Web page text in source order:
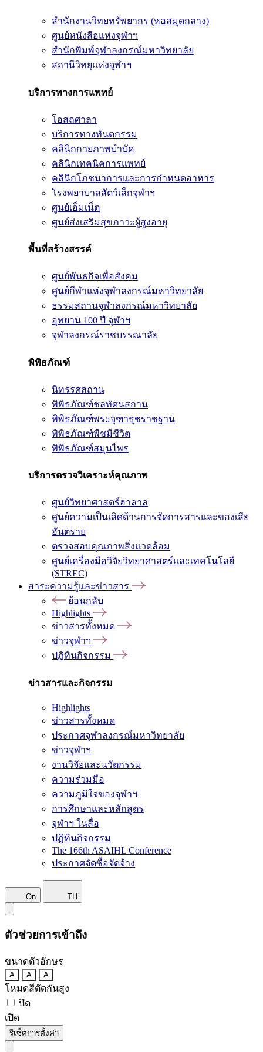
สำนักงานวิทยทรัพยากร (หอสมุดกลาง)
ศูนย์หนังสือแห่งจุฬาฯ
สำนักพิมพ์จุฬาลงกรณ์มหาวิทยาลัย
สถานีวิทยุแห่งจุฬาฯ
บริการทางการแพทย์
โอสถศาลา
บริการทางทันตกรรม
คลินิกกายภาพบำบัด
คลินิกเทคนิคการแพทย์
คลินิกโภชนาการและการกำหนดอาหาร
โรงพยาบาลสัตว์เล็กจุฬาฯ
ศูนย์เอ็มเน็ต
ศูนย์ส่งเสริมสุขภาวะผู้สูงอายุ
พื้นที่สร้างสรรค์
ศูนย์พันธกิจเพื่อสังคม
ศูนย์กีฬาแห่งจุฬาลงกรณ์มหาวิทยาลัย
ธรรมสถานจุฬาลงกรณ์มหาวิทยาลัย
อุทยาน 100 ปี จุฬาฯ
จุฬาลงกรณ์ราชบรรณาลัย
พิพิธภัณฑ์
นิทรรศสถาน
พิพิธภัณฑ์ชลทัศนสถาน
พิพิธภัณฑ์พระจุฑาธุชราชฐาน
พิพิธภัณฑ์พืชมีชีวิต
พิพิธภัณฑ์สมุนไพร
บริการตรวจวิเคราะห์คุณภาพ
ศูนย์วิทยาศาสตร์ฮาลาล
ศูนย์ความเป็นเลิศด้านการจัดการสารและของเสีย
อันตราย
ตรวจสอบคุณภาพสิ่งแวดล้อม
ศูนย์เครื่องมือวิจัยวิทยาศาสตร์และเทคโนโลยี
(STREC)
สาระความรู้และข่าวสาร
ย้อนกลับ
Highlights
ข่าวสารทั้งหมด
ข่าวจุฬาฯ
ปฏิทินกิจกรรม
ข่าวสารและกิจกรรม
Highlights
ข่าวสารทั้งหมด
ประกาศจุฬาลงกรณ์มหาวิทยาลัย
ข่าวจุฬาฯ
งานวิจัยและนวัตกรรม
ความร่วมมือ
ความภูมิใจของจุฬาฯ
การศึกษาและหลักสูตร
จุฬาฯ ในสื่อ
ปฏิทินกิจกรรม
The 166th ASAIHL Conference
ประกาศจัดซื้อจัดจ้าง
On TH
ตัวช่วยการเข้าถึง
ขนาดตัวอักษร
A A A
โหมดสีตัดกันสูง
ปิด
เปิด
รีเซ็ตการตั้งค่า